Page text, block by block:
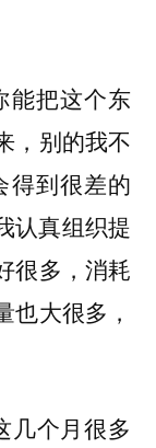
能把这个东
，别的我不
得到很差的
认真组织提
很多，消耗
大很多，
几个月很多